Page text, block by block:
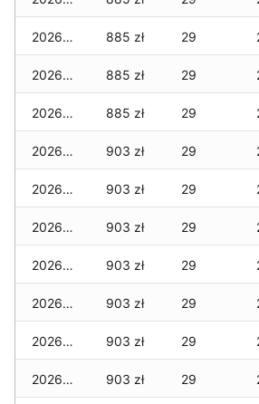
2026-06-04 885 zł 29
2026-06-03 885 zł 29
2026-06-02 885 zł 29
2026-06-01 903 zł 29
2026-05-31 903 zł 29
2026-05-30 903 zł 29
2026-05-29 903 zł 29
2026-05-28 903 zł 29
2026-05-27 903 zł 29
2026-05-26 903 zł 29